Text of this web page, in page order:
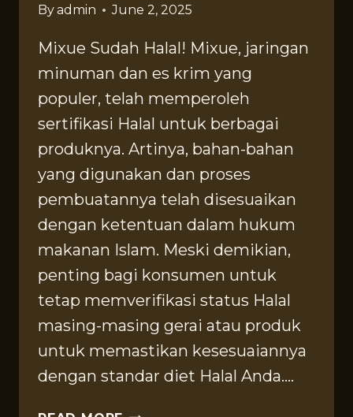
Byadmin June 2, 2025
Mixue Sudah Halal! Mixue, jaringan
minuman dan es krim yang
populer, telah memperoleh
sertifikasi Halal untuk berbagai
produknya. Artinya, bahan-bahan
yang digunakan dan proses
pembuatannya telah disesuaikan
dengan ketentuan dalam hukum
makanan Islam. Meski demikian,
penting bagi konsumen untuk
tetap memverifikasi status Halal
masing-masing gerai atau produk
untuk memastikan kesesuaiannya
dengan standar diet Halal Anda….
APAKAH